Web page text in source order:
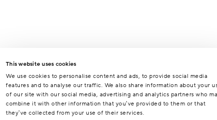
This website uses cookies
We use cookies to personalise content and ads, to provide social media
features and to analyse our traffic. We also share information about your
of our site with our social media, advertising and analytics partners who
combine it with other information that you’ve provided to them or that
they’ve collected from your use of their services.